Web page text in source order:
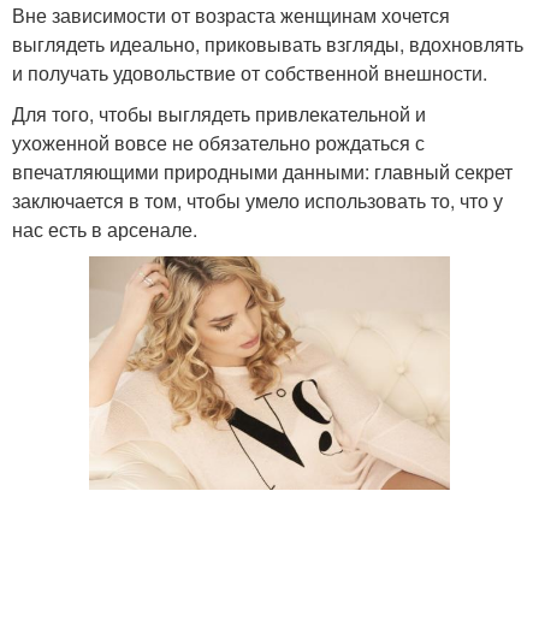
Вне зависимости от возраста женщинам хочется
выглядеть идеально, приковывать взгляды, вдохновлять
и получать удовольствие от собственной внешности.
Для того, чтобы выглядеть привлекательной и
ухоженной вовсе не обязательно рождаться с
впечатляющими природными данными: главный секрет
заключается в том, чтобы умело использовать то, что у
нас есть в арсенале.